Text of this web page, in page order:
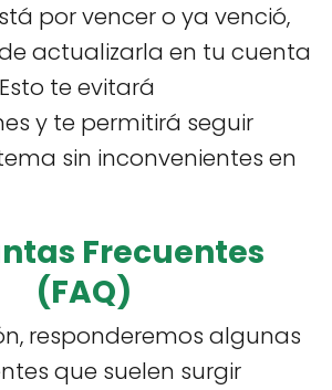
por vencer o ya venció,
actualizarla en tu cuenta
te evitará
y te permitirá seguir
sin inconvenientes en
Frecuentes
(FAQ)
responderemos algunas
que suelen surgir